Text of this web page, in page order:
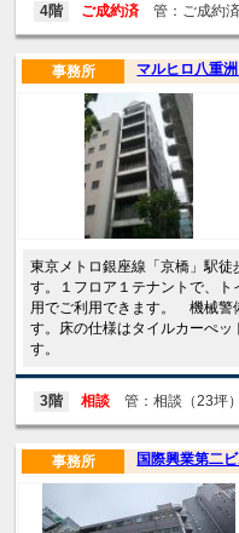
4階 ご成約済 管：ご成約済
マルヒロ八重
事務所
東京メトロ銀座線「京橋」駅
す。１フロア１テナントで、
用でご利用できます。 機械警
す。床の仕様はタイルカーぺ
す。
3階 相談 管：相談（23坪）
国際興業第二
事務所